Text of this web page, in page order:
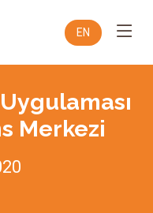
EN
Merkezi